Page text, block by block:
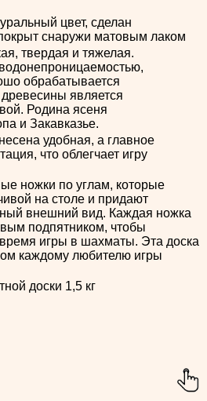
цвет, сделан
снаружи матовым лаком
твердая и тяжелая.
обрабатывается
древесины является
Родина ясеня
и Закавказье.
удобная, а главное
что облегчает игру
ножки по углам, которые
на столе и придают
внешний вид. Каждая ножка
подпятником, чтобы
игры в шахматы. Эта доска
каждому любителю игры
доски 1,5 кг